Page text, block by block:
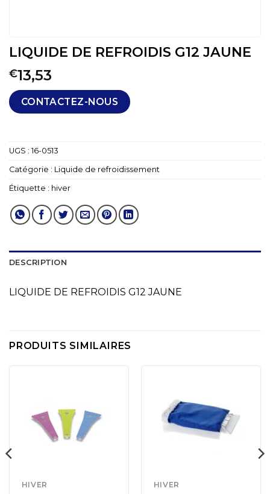
LIQUIDE DE REFROIDIS G12 JAUNE
€13,53
CONTACTEZ-NOUS
UGS : 16-0513
Catégorie : Liquide de refroidissement
Étiquette : hiver
DESCRIPTION
LIQUIDE DE REFROIDIS G12 JAUNE
PRODUITS SIMILAIRES
HIVER HIVER